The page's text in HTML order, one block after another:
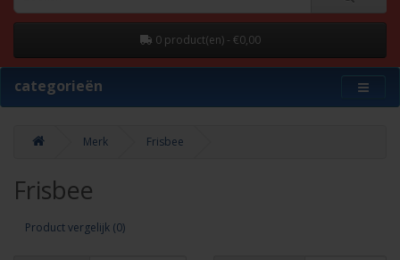
0 product(en) - €0,00
categorieën
Merk Frisbee
Frisbee
Product vergelijk (0)